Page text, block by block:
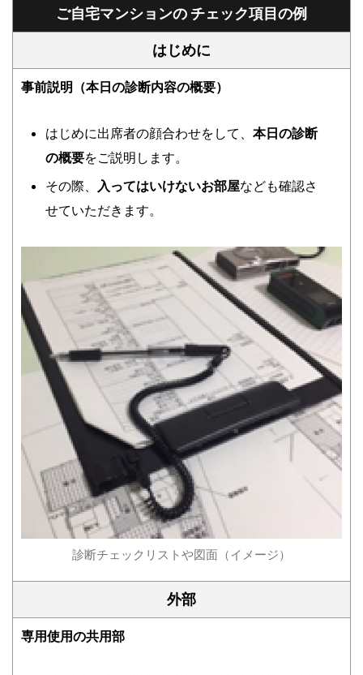
ご自宅マンションの チェック項目の例
はじめに
事前説明（本日の診断内容の概要）
はじめに出席者の顔合わせをして、 本日の診断
の概要をご説明します。
その際、
入ってはいけないお部屋なども確認さ
せていただきます。
診断チェックリストや図面（イメージ）
外部
専用使用の共用部